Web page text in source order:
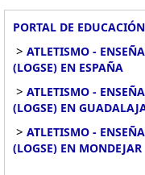
PORTAL DE EDUCACIÓN
> ATLETISMO -
(LOGSE) EN ESPAÑA
> ATLETISMO -
(LOGSE) EN
> ATLETISMO -
(LOGSE) EN MONDEJAR